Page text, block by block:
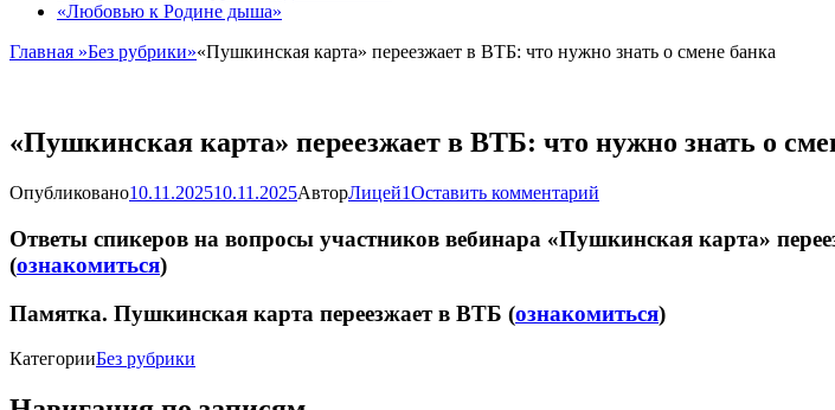
«Любовью к Родине дыша»
Главная »Без рубрики»«Пушкинская карта» переезжает в ВТБ: что нужно знать о смене банка
«Пушкинская карта» переезжает в ВТБ: что нужно знать о
Опубликовано10.11.202510.11.2025АвторЛицей1Оставить комментарий
Ответы спикеров на вопросы участников вебинара «Пушкинская карта»
(ознакомиться)
Памятка. Пушкинская карта переезжает в ВТБ (ознакомиться)
КатегорииБез рубрики